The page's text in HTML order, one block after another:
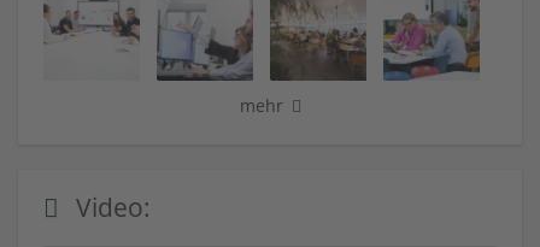
mehr
Video: